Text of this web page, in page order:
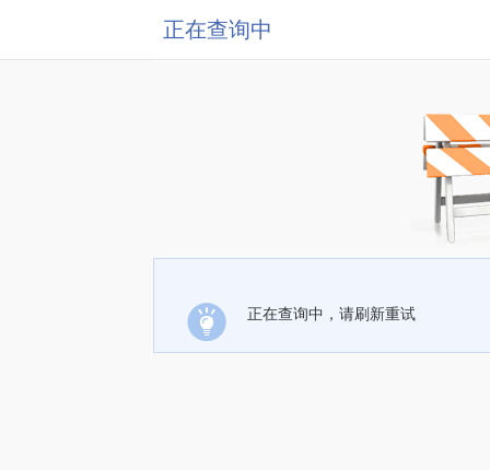
正在查询中
正在查询中，请刷新重试